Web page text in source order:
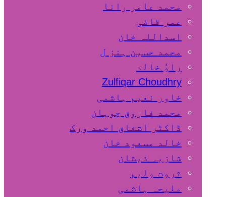
محمد عامر رانا
عمر قاضی
اسداللہ خان
محمد حسین ہنز ل
راوٗ خالد
Zulfiqar Choudhry
خاور نعیم ہاشمی
محمد فاروق چوہان
ڈاکٹر اشفاق احمد ورک
خالد مسعود خان
شازیہ ذیشان
ثروت ولیم
ملیحہ ہاشمی